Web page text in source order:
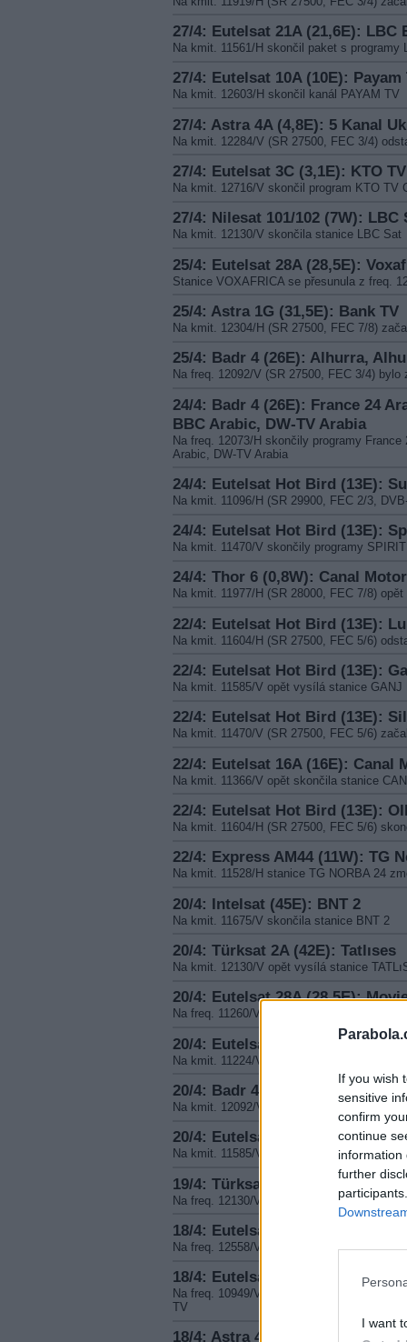
If you wish
sensitive
confirm
continue
information
further
I want
27/4: Eutelsat 21A (21,6E):
Na kmit. 11561/H skončil paket s
27/4: Eutelsat 10A (10E): Payam
Na kmit. 12603/H skončil kanál PAYAM TV
27/4: Astra 4A (4,8E): 5 Kanal
Na kmit. 12284/V (SR 27500, FEC 3/4)
27/4: Eutelsat 3C (3,1E): KTO
Na kmit. 12716/V skončil program KTO TV
27/4: Nilesat 101/102 (7W): LBC
Na kmit. 12130/V skončila stanice LBC Sat
25/4: Eutelsat 28A (28,5E):
Stanice VOXAFRICA se přesunula z freq.
25/4: Astra 1G (31,5E): Bank TV
Na kmit. 12304/H (SR 27500, FEC 7/8)
25/4: Badr 4 (26E): Alhurra,
Na freq. 12092/V (SR 27500, FEC 3/4)
24/4: Badr 4 (26E): France 24
BBC Arabic, DW-TV Arabia
Na freq. 12073/H skončily programy
Arabic, DW-TV Arabia
24/4: Eutelsat Hot Bird (13E):
Na kmit. 11096/H (SR 29900, FEC 2/3,
24/4: Eutelsat Hot Bird (13E):
Na kmit. 11470/V skončily programy
24/4: Thor 6 (0,8W): Canal Motor
Na kmit. 11977/H (SR 28000, FEC 7/8)
22/4: Eutelsat Hot Bird (13E):
Na kmit. 11604/H (SR 27500, FEC 5/6)
22/4: Eutelsat Hot Bird (13E):
Na kmit. 11585/V opět vysílá stanice GANJ
22/4: Eutelsat Hot Bird (13E):
Na kmit. 11470/V (SR 27500, FEC 5/6)
22/4: Eutelsat 16A (16E): Canal
Na kmit. 11366/V opět skončila stanice
22/4: Eutelsat Hot Bird (13E):
Na kmit. 11604/H (SR 27500, FEC 5/6)
22/4: Express AM44 (11W): TG
Na kmit. 11528/H stanice TG NORBA 24
20/4: Intelsat (45E): BNT 2
Na kmit. 11675/V skončila stanice BNT 2
20/4: Türksat 2A (42E): Tatlıses
Na kmit. 12130/V opět vysílá stanice
20/4: Eutelsat 28A (28,5E):
Na freq. 11260/V skončil program
20/4: Eutelsat 28A (28,5E):
Na kmit. 11224/V skončil program
20/4: Badr 4 (26E): TV de
Na kmit. 12092/V skončila stanice TV DE
20/4: Eutelsat Hot Bird (13E):
Na kmit. 11585/V skončil program GANJ E
19/4: Türksat 2A (42E): Tatlises
Na freq. 12130/V skončil program TATLISES
18/4: Eutelsat Hot Bird (13E): Al
Na freq. 12558/V (SR 27500, FEC 3/4) se
18/4: Eutelsat Hot Bird (13E):
Na freq. 10949/V (SR 27500, FEC 3/4) byl
TV
18/4: Astra 4A (4,8E): SCI